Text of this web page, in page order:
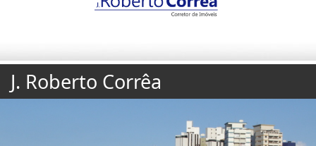
J. Roberto Corrêa